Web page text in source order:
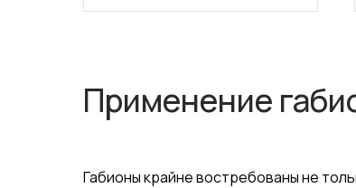
Применение
Габионы крайне востребованы не